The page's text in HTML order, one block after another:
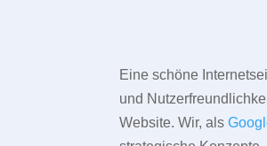
Eine schöne
und
Website. Wir, als